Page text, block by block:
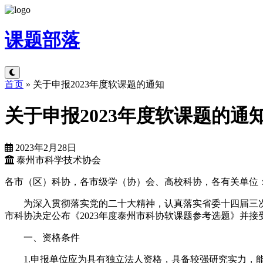
课题部落
首页 » 关于申报2023年度软课题的通知
关于申报2023年度软课题的通
2023年2月28日
泰州市科学技术协会
各市（区）科协，各市级学（协）会、高校科协，各有关单位
为深入贯彻落实党的二十大精神，认真落实省委十四届
市科协决定公布《2023年度泰州市科协软课题参考选题》并接
一、资格条件
1.申报单位应为具有独立法人资格，具备较强研究实力